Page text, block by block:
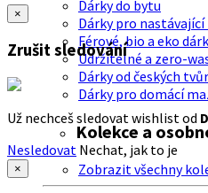
Dárky do bytu
Dárky pro
Férové, bio a eko
Udržitelné a zero-
Dárky od českých
Dárky pro domácí
Kolekce a
Zobrazit všechny
×
Zrušit sledování
Už nechceš sledovat wishlist od
Nesledovat Nechat, jak to je
×